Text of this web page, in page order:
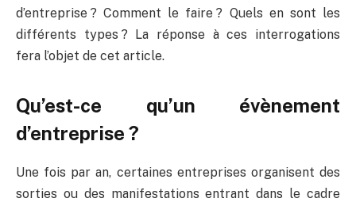
d’entreprise ? Comment le faire ? Quels en sont les
différents types ? La réponse à ces interrogations
fera l’objet de cet article.
Qu’est-ce qu’un évènement
d’entreprise ?
Une fois par an, certaines entreprises organisent des
sorties ou des manifestations entrant dans le cadre